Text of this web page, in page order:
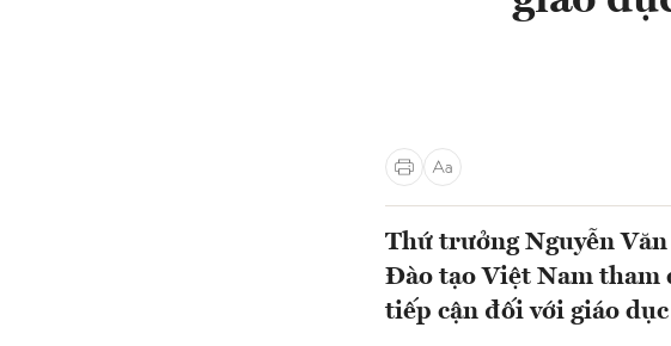
Thứ trưởng Nguyễn
Đào tạo Việt Nam tham
tiếp cận đối với giáo